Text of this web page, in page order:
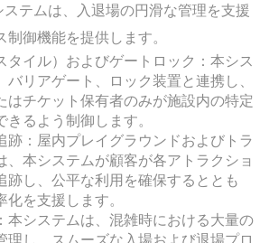
テムは、入退場の円滑な管理を支援
御機能を提供します。
タイル）およびゲートロック：本シス
バリアゲート、ロック装置と連携し、
はチケット保有者のみが施設内の特定
るよう制御します。
跡：屋内プレイグラウンドおよびトラ
、本システムが顧客が各アトラクショ
跡し、公平な利用を確保するととも
を支援します。
本システムは、混雑時における大量の
理し、スムーズな入場および退場プロ